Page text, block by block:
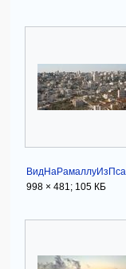
998 × 481; 105 КБ